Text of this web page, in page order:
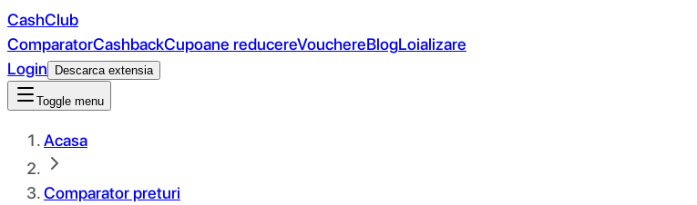
CashClub
ComparatorCashbackCupoane reducereVouchereBlogLoializare
Login
Descarca extensia
Toggle menu
Acasa
Comparator preturi